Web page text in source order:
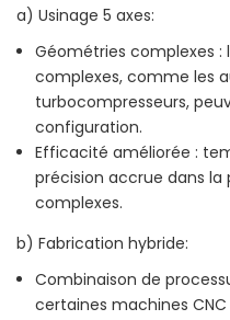
a) Usinage 5 axes:
Géométries complexes :
complexes, comme les
turbocompresseurs,
configuration.
Efficacité améliorée :
précision accrue dans
complexes.
b) Fabrication hybride:
Combinaison de
certaines machines